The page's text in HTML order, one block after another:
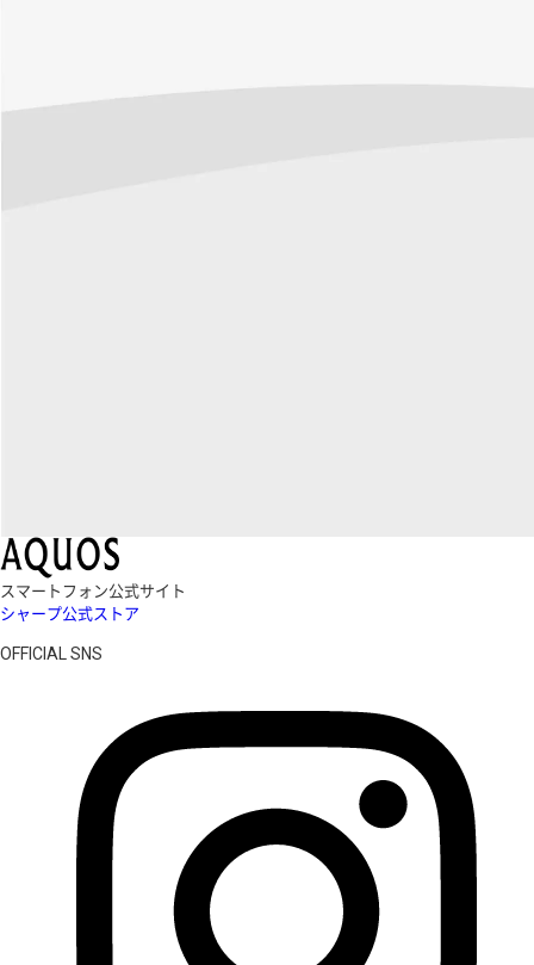
スマートフォン公式サイト
シャープ公式ストア
OFFICIAL SNS